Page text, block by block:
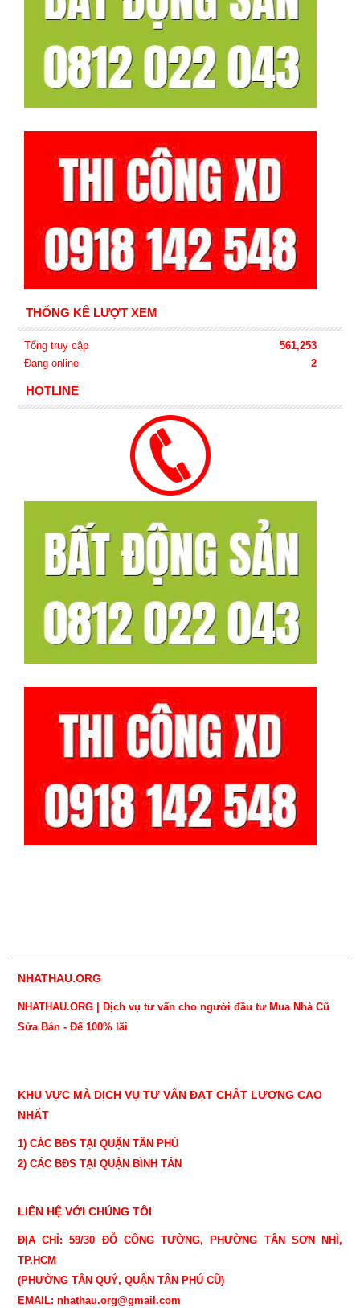
THỐNG KÊ LƯỢT XEM
Tổng truy cập
561,253
Đang online
2
HOTLINE
NHATHAU.ORG
NHATHAU.ORG | Dịch vụ tư vấn cho người đầu tư Mua Nhà Cũ
Sửa Bán - Để 100% lãi
KHU VỰC MÀ DỊCH VỤ TƯ VẤN ĐẠT CHẤT LƯỢNG CAO
NHẤT
1) CÁC BĐS TẠI QUẬN TÂN PHÚ
2) CÁC BĐS TẠI QUẬN BÌNH TÂN
LIÊN HỆ VỚI CHÚNG TÔI
ĐỊA CHỈ: 59/30 ĐỖ CÔNG TƯỜNG, PHƯỜNG TÂN SƠN NHÌ,
TP.HCM
(PHƯỜNG TÂN QUÝ, QUẬN TÂN PHÚ CŨ)
EMAIL: nhathau.org@gmail.com